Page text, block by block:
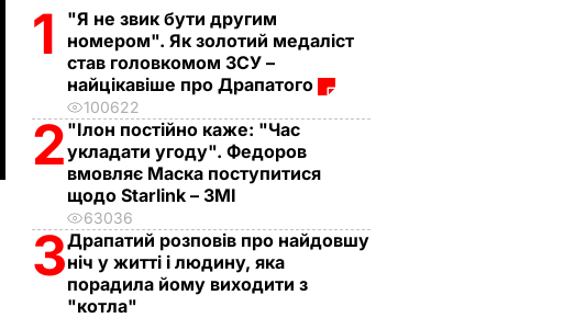
1
"Я не звик бути другим
номером". Як золотий медаліст
став головкомом ЗСУ –
найцікавіше про Драпатого
100622
2 "Ілон постійно каже: "Час
укладати угоду". Федоров
вмовляє Маска поступитися
щодо Starlink – ЗМІ
63036
3Драпатий розповів про найдовшу
ніч у житті і людину, яка
порадила йому виходити з
"котла"